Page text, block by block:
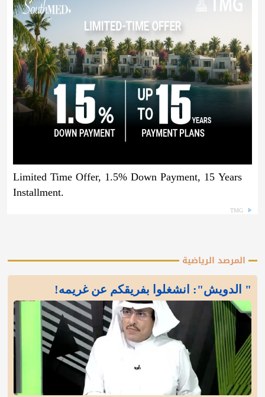
Limited Time Offer, 1.5% Down Payment, 15 Years
Installment.
TMG
المرصد الرياضية
" الدويش": انشغلوا بفريقكم عن غريمه!